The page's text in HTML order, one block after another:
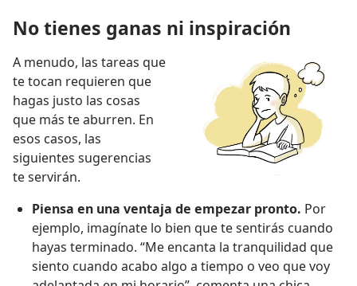
No tienes ganas ni inspiración
A menudo, las tareas que
te tocan requieren que
hagas justo las cosas
que más te aburren. En
esos casos, las
siguientes sugerencias
te servirán.
Piensa en una ventaja de empezar pronto. Por
ejemplo, imagínate lo bien que te sentirás cuando
hayas terminado. “Me encanta la tranquilidad que
siento cuando acabo algo a tiempo o veo que voy